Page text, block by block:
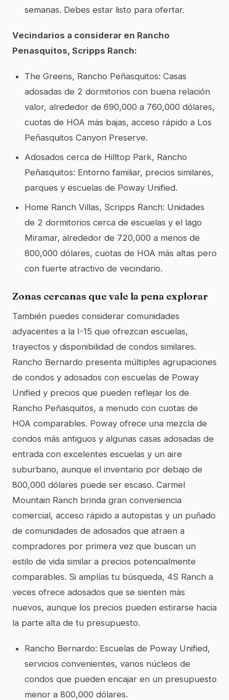
semanas. Debes estar listo para ofertar.
Vecindarios a considerar en Rancho
Penasquitos, Scripps Ranch:
The Greens, Rancho Peñasquitos: Casas
adosadas de 2 dormitorios con buena relación
valor, alrededor de 690,000 a 760,000 dólares,
cuotas de HOA más bajas, acceso rápido a Los
Peñasquitos Canyon Preserve.
Adosados cerca de Hilltop Park, Rancho
Peñasquitos: Entorno familiar, precios similares,
parques y escuelas de Poway Unified.
Home Ranch Villas, Scripps Ranch: Unidades
de 2 dormitorios cerca de escuelas y el lago
Miramar, alrededor de 720,000 a menos de
800,000 dólares, cuotas de HOA más altas pero
con fuerte atractivo de vecindario.
Zonas cercanas que vale la pena explorar
También puedes considerar comunidades
adyacentes a la I-15 que ofrezcan escuelas,
trayectos y disponibilidad de condos similares.
Rancho Bernardo presenta múltiples agrupaciones
de condos y adosados con escuelas de Poway
Unified y precios que pueden reflejar los de
Rancho Peñasquitos, a menudo con cuotas de
HOA comparables. Poway ofrece una mezcla de
condos más antiguos y algunas casas adosadas de
entrada con excelentes escuelas y un aire
suburbano, aunque el inventario por debajo de
800,000 dólares puede ser escaso. Carmel
Mountain Ranch brinda gran conveniencia
comercial, acceso rápido a autopistas y un puñado
de comunidades de adosados que atraen a
compradores por primera vez que buscan un
estilo de vida similar a precios potencialmente
comparables. Si amplías tu búsqueda, 4S Ranch a
veces ofrece adosados que se sienten más
nuevos, aunque los precios pueden estirarse hacia
la parte alta de tu presupuesto.
Rancho Bernardo: Escuelas de Poway Unified,
servicios convenientes, varios núcleos de
condos que pueden encajar en un presupuesto
menor a 800,000 dólares.